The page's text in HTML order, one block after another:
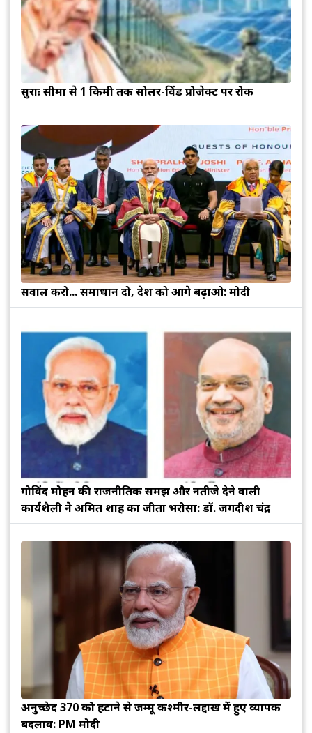
सुरक्षाः सीमा से 1 किमी तक सोलर-विंड प्रोजेक्ट पर रोक
सवाल करो... समाधान दो, देश को आगे बढ़ाओ: मोदी
गोविंद मोहन की राजनीतिक समझ और नतीजे देने वाली
कार्यशैली ने अमित शाह का जीता भरोसा: डॉ. जगदीश चंद्र
अनुच्छेद 370 को हटाने से जम्मू कश्मीर-लद्दाख में हुए व्यापक
बदलाव: PM मोदी